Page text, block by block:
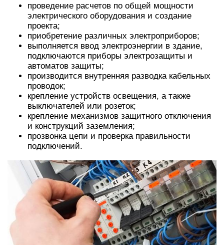
проведение расчетов по общей мощности
электрического оборудования и создание
проекта;
приобретение различных электроприборов;
выполняется ввод электроэнергии в здание,
подключаются приборы электрозащиты и
автоматов защиты;
производится внутренняя разводка кабельных
проводок;
крепление устройств освещения, а также
выключателей или розеток;
крепление механизмов защитного отключения
и конструкций заземления;
прозвонка цепи и проверка правильности
подключений.